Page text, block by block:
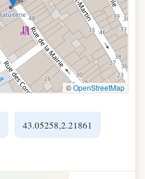
43.05258,2.21861